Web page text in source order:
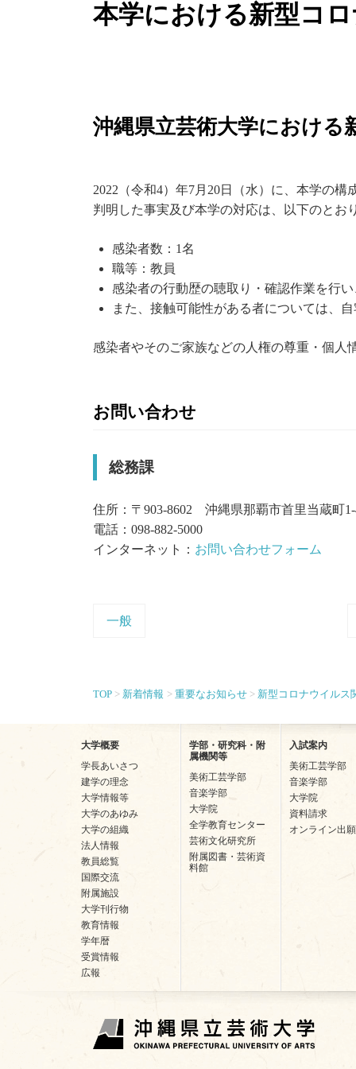
本学における新型コ
沖縄県立芸術大学における
2022（令和4）年7月20日（水）に、本学の
判明した事実及び本学の対応は、以下のとお
感染者数：1名
職等：教員
感染者の行動歴の聴取り・確認作業を行
また、接触可能性がある者については、
感染者やそのご家族などの人権の尊重・個人
お問い合わせ
総務課
住所：〒903-8602 沖縄県那覇市首里当蔵町
電話：098-882-5000
インターネット： お問い合わせフォーム
一般
TOP 新着情報 重要なお知らせ 新型コロナウイルス
大学概要
学長あいさつ
建学の理念
大学情報等
大学のあゆみ
大学の組織
法人情報
教員総覧
国際交流
附属施設
大学刊行物
教育情報
学年暦
受賞情報
広報
学部・研究科・附
属機関等
美術工芸学部
音楽学部
大学院
全学教育センター
芸術文化研究所
附属図書・芸術資
料館
入試案内
美術工芸学部
音楽学部
大学院
資料請求
オンライン出願